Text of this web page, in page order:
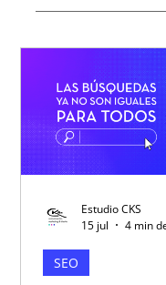
SEO
Estudio CKS
15 jul
4 min